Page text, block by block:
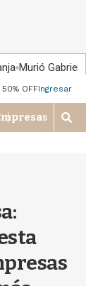
Murió Gabriel
OFFIngresar
M
o
q